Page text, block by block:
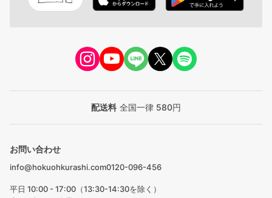
配送料 全国一律 580円
お問い合わせ
info@hokuohkurashi.com0120-096-456
平日 10:00 - 17:00（13:30-14:30を除く）